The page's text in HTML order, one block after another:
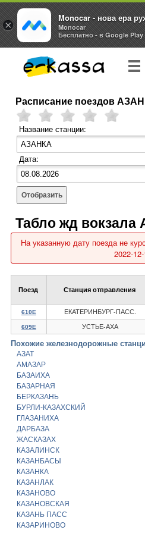
Расписание поездов
Название станции:
Дата:
Отобразить
Табло жд
На указанную дату поезда не
2022-
Поезд Станция отправления
610Е ЕКАТЕРИНБУРГ-ПАСС.
609Е УСТЬЕ-АХА
Похожие железнодорожные
АЗАТ
АМАЗАР
БАЗАИХА
БАЗАРНАЯ
БЕРКАЗАНЬ
БУРЛИ-КАЗАХСКИЙ
ГЛАЗАНИХА
ДАРБАЗА
ЖАСКАЗАХ
КАЗАЛИНСК
КАЗАНБАСЫ
КАЗАНКА
КАЗАНЛАК
КАЗАНОВО
КАЗАНОВСКАЯ
КАЗАНЬ ПАСС
КАЗАРИНОВО
×
Monocar - нова ера
Monocar
Бесплатно - в Google Play